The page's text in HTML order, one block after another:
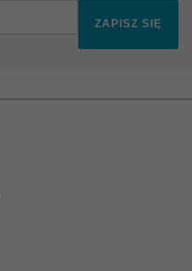
ZAPISZ SIĘ